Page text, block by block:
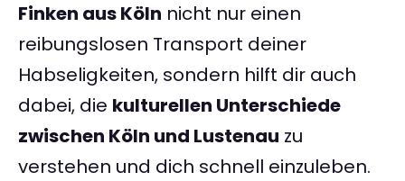
Finken aus Köln nicht nur einen
reibungslosen Transport deiner
Habseligkeiten, sondern hilft dir auch
dabei, die kulturellen Unterschiede
zwischen Köln und Lustenau zu
verstehen und dich schnell einzuleben.